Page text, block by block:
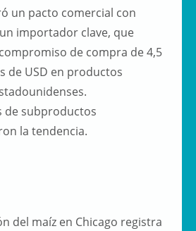
un pacto comercial con
importador clave, que
de compra de4,5
de USD en productos
de subproductos
la tendencia.
del maíz en Chicago registra